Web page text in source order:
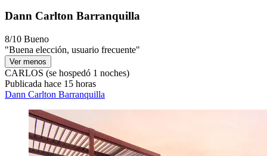
Dann Carlton Barranquilla
8/10 Bueno
"Buena elección, usuario frecuente"
Ver menos
CARLOS (se hospedó 1 noches)
Publicada hace 15 horas
Dann Carlton Barranquilla